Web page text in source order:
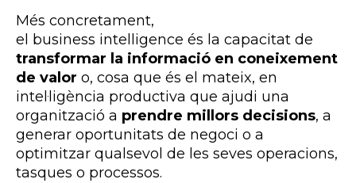
Més concretament,
el business intelligence és la capacitat de
transformar la informació en coneixement
de valor o, cosa que és el mateix, en
intel·ligència productiva que ajudi una
organització a prendre millors decisions, a
generar oportunitats de negoci o a
optimitzar qualsevol de les seves operacions,
tasques o processos.